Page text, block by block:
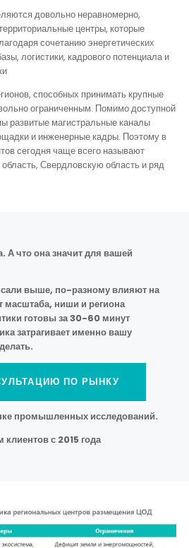
довольно неравномерно,
центры, которые
сочетанию энергетических
логистики, кадрового потенциала и
способных принимать крупные
ограниченным. Помимо доступной
развитые магистральные каналы
и инженерные кадры. Поэтому в
сегодня чаще всего называют
Свердловскую область и ряд
А что она значит для вашей
выше, по-разному влияют на
масштаба, ниши и региона
готовы за 30-60 минут
затрагивает именно вашу
ПО РЫНКУ
промышленных исследований.
с 2015 года